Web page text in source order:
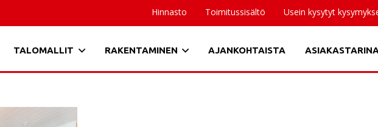
Hinnasto Toimitussisältö Usein kysytyt
TALOMALLIT RAKENTAMINEN AJANKOHTAISTA